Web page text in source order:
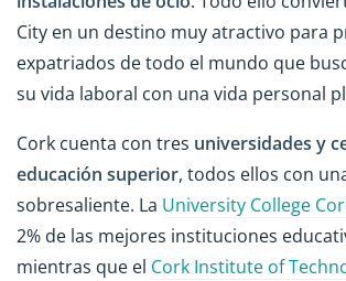
City en un destino muy atractivo para
expatriados de todo el mundo que
su vida laboral con una vida personal
Cork cuenta con tres universidades y
educación superior, todos ellos con
sobresaliente. La University College
2% de las mejores instituciones
mientras que el Cork Institute of